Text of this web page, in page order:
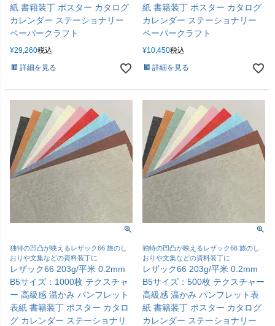
紙 書籍装丁 ポスター カタログ
カレンダー ステーショナリー
ペーパークラフト
¥29,260税込
詳細を見る
紙 書籍装丁 ポスター カタログ
カレンダー ステーショナリー
ペーパークラフト
¥10,450税込
詳細を見る
独特の凹凸が映えるレザック66 旅のし
おりや文集などの資料装丁に
レザック66 203g/平米 0.2mm
B5サイズ：1000枚 テクスチャ
ー 高級感 温かみ パンフレット
表紙 書籍装丁 ポスター カタロ
グ カレンダー ステーショナリ
独特の凹凸が映えるレザック66 旅のし
おりや文集などの資料装丁に
レザック66 203g/平米 0.2mm
B5サイズ：500枚 テクスチャー
高級感 温かみ パンフレット表
紙 書籍装丁 ポスター カタログ
カレンダー ステーショナリー